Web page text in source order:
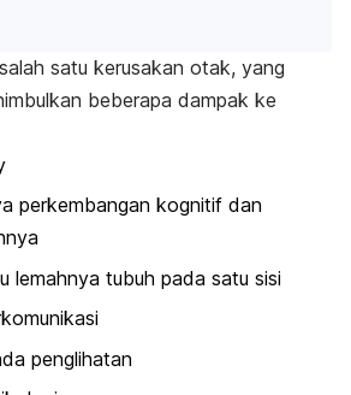
satu kerusakan otak, yang
beberapa dampak ke
perkembangan kognitif dan
lemahnya tubuh pada satu sisi
penglihatan